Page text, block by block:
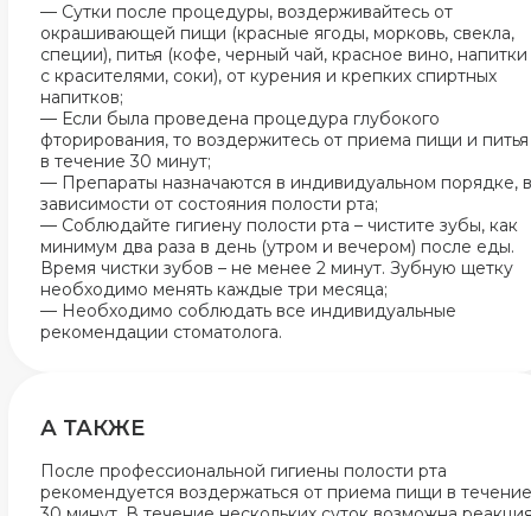
— Сутки после процедуры, воздерживайтесь от
окрашивающей пищи (красные ягоды, морковь, свекла,
специи), питья (кофе, черный чай, красное вино, напитки
с красителями, соки), от курения и крепких спиртных
напитков;
— Если была проведена процедура глубокого
фторирования, то воздержитесь от приема пищи и питья
в течение 30 минут;
— Препараты назначаются в индивидуальном порядке, в
зависимости от состояния полости рта;
— Соблюдайте гигиену полости рта – чистите зубы, как
минимум два раза в день (утром и вечером) после еды.
Время чистки зубов – не менее 2 минут. Зубную щетку
необходимо менять каждые три месяца;
— Необходимо соблюдать все индивидуальные
рекомендации стоматолога.
А ТАКЖЕ
После профессиональной гигиены полости рта
рекомендуется воздержаться от приема пищи в течение